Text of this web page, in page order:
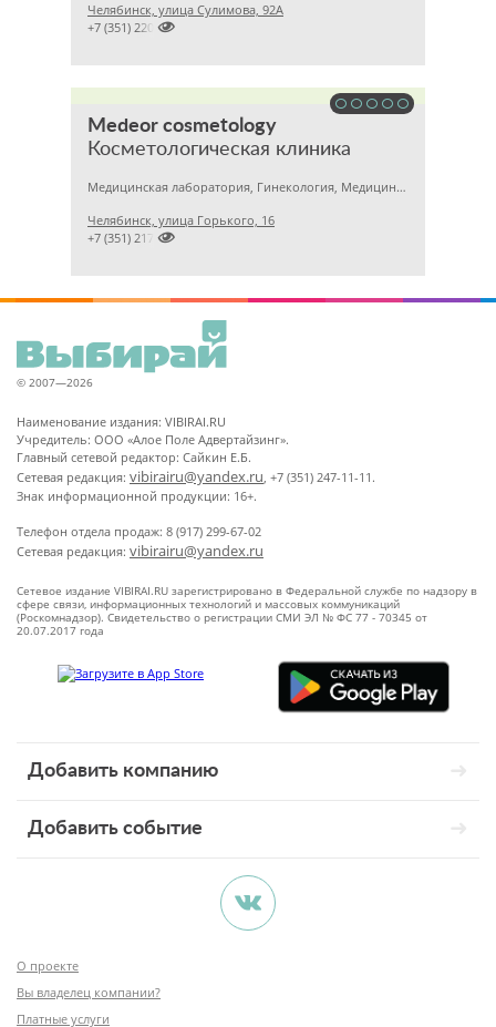
Челябинск, улица Сулимова, 92А

+7 (351) 2201843
Medeor cosmetology
Косметологическая клиника
Медицинская лаборатория, Гинекология, Медицинский центр
Челябинск, улица Горького, 16

+7 (351) 2170122
© 2007—2026
Наименование издания: VIBIRAI.RU
Учредитель: ООО «Алое Поле Адвертайзинг».
Главный сетевой редактор: Сайкин Е.Б.
Сетевая редакция: vibirairu@yandex.ru, +7 (351) 247-11-11.
Знак информационной продукции: 16+.
Телефон отдела продаж: 8 (917) 299-67-02
Сетевая редакция: vibirairu@yandex.ru
Сетевое издание VIBIRAI.RU зарегистрировано в Федеральной службе по надзору в
сфере связи, информационных технологий и массовых коммуникаций
(Роскомнадзор). Свидетельство о регистрации СМИ ЭЛ № ФС 77 - 70345 от
20.07.2017 года
Добавить компанию
Добавить событие
О проекте
Вы владелец компании?
Платные услуги